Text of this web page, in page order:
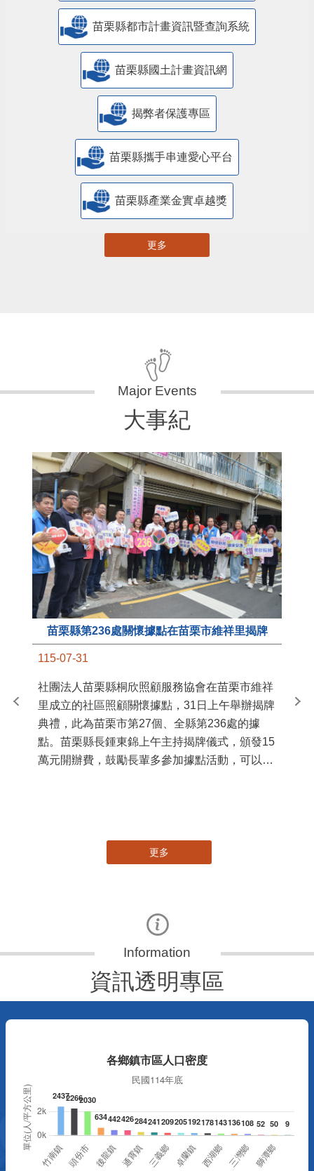
苗栗縣都市計畫資訊暨查詢系統
苗栗縣國土計畫資訊網
揭弊者保護專區
苗栗縣攜手串連愛心平台
苗栗縣產業金實卓越獎
更多
大事紀
苗栗縣第236處關懷據點在苗栗市維祥里揭牌
115-07-31
社團法人苗栗縣桐欣照顧服務協會在苗栗市維祥
里成立的社區照顧關懷據點，31日上午舉辦揭牌
典禮，此為苗栗市第27個、全縣第236處的據
點。苗栗縣長鍾東錦上午主持揭牌儀式，頒發15
萬元開辦費，鼓勵長輩多參加據點活動，可以更
苗
更多
資訊透明專區